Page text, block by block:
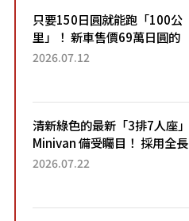
只要150日圓就能跑「100公
里」！ 新車售價69萬日圓的
「3人座」Trike大受歡迎！ 順
2026.07.12
清新綠色的最新「3排7人座」
Minivan 備受矚目！ 採用全長
4.7公尺剛剛好的車身尺寸與
2026.07.22